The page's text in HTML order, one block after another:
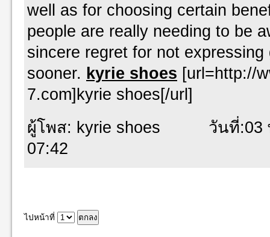
well as for choosing certain
people are really needing to be
sincere regret for not expressing
sooner. kyrie shoes [url=http://
7.com]kyrie shoes[/url]
ผู้โพส: kyrie shoes วันที่:03 พ
07:42
ไปหน้าที่